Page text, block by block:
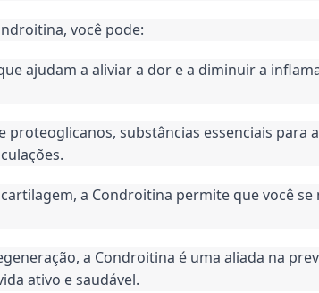
você pode:
ajudam a aliviar a dor e a diminuir a
substâncias essenciais para
a Condroitina permite que você
a Condroitina é uma aliada na
ativo e saudável.